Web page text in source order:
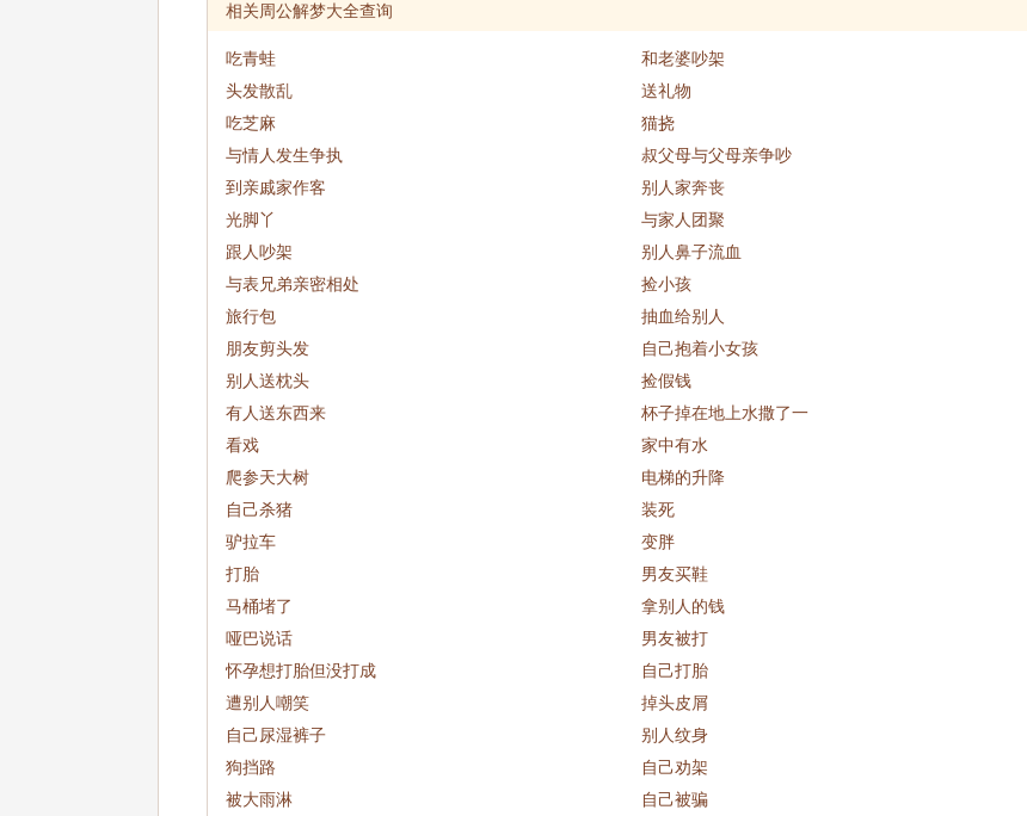
相关周公解梦大全查询
吃青蛙
和老婆吵架
头发散乱
送礼物
吃芝麻
猫挠
与情人发生争执
叔父母与父母亲争吵
到亲戚家作客
别人家奔丧
光脚丫
与家人团聚
跟人吵架
别人鼻子流血
与表兄弟亲密相处
捡小孩
旅行包
抽血给别人
朋友剪头发
自己抱着小女孩
别人送枕头
捡假钱
有人送东西来
杯子掉在地上水撒了一
看戏
家中有水
爬参天大树
电梯的升降
自己杀猪
装死
驴拉车
变胖
打胎
男友买鞋
马桶堵了
拿别人的钱
哑巴说话
男友被打
怀孕想打胎但没打成
自己打胎
遭别人嘲笑
掉头皮屑
自己尿湿裤子
别人纹身
狗挡路
自己劝架
被大雨淋
自己被骗